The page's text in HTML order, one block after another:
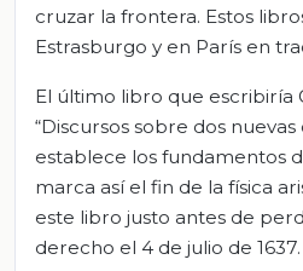
cruzar la frontera. Estos
Estrasburgo y en París en
El último libro que escribiría
“Discursos sobre dos nuevas
establece los fundamentos
marca así el fin de la física
este libro justo antes de
derecho el 4 de julio de 1637.